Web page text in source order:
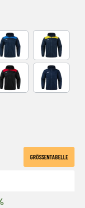
NAVY-ROYAL NAVY-
BLACK-RED NAVY
GRÖSSENTABELLE